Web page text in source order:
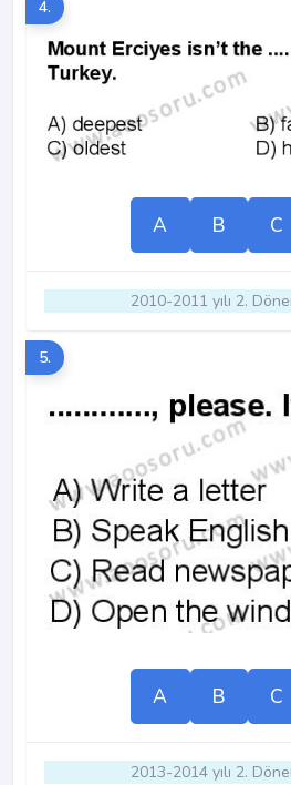
4.
A B C
2010-2011 yılı 2.
5.
A B C
2013-2014 yılı 2.